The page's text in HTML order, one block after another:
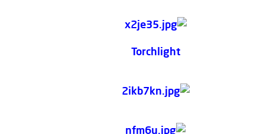
Torchlight